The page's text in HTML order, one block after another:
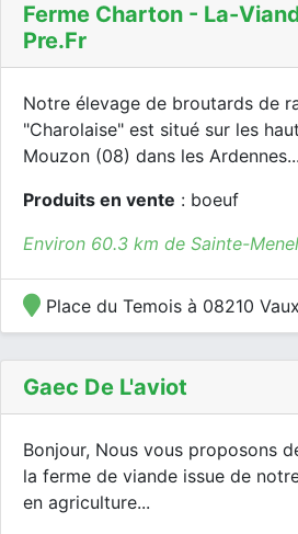
Ferme Charton - La-
Pre.fr
Notre élevage de broutards de
"Charolaise" est situé sur les
Mouzon (08) dans les Ardennes...
Produits en vente : boeuf
Environ 60.3 km de Sainte-
Place du Temois à 08210
Gaec De L'aviot
Bonjour, Nous vous proposons
la ferme de viande issue de
en agriculture...